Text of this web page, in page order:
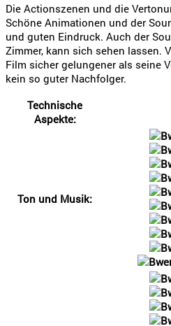
Die Actionszenen und die
Schöne Animationen und der
und guten Eindruck. Auch der
Zimmer, kann sich sehen lassen.
Film sicher gelungener als seine
kein so guter Nachfolger.
Technische
Aspekte:
Ton und Musik: